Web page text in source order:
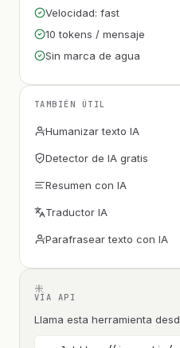
Velocidad: fast
10 tokens / mensaje
Sin marca de agua
TAMBIÉN ÚTIL
Humanizar texto IA
Detector de IA gratis
Resumen con IA
Traductor IA
Parafrasear texto con IA
VÍA API
Llama esta herramienta